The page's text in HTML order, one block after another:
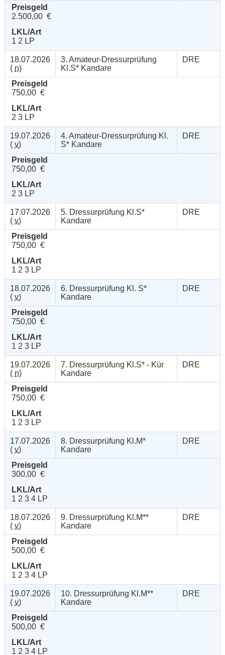
Preisgeld
2.500,00 €
LKL/Art
1 2 LP
18.07.2026
( n)
3. Amateur-Dressurprüfung
Kl.S* Kandare
DRE
Preisgeld
750,00 €
LKL/Art
2 3 LP
19.07.2026
( v)
4. Amateur-Dressurprüfung Kl.
S* Kandare
DRE
Preisgeld
750,00 €
LKL/Art
2 3 LP
17.07.2026
( v)
5. Dressurprüfung Kl.S*
Kandare
DRE
Preisgeld
750,00 €
LKL/Art
1 2 3 LP
18.07.2026
( v)
6. Dressurprüfung Kl. S*
Kandare
DRE
Preisgeld
750,00 €
LKL/Art
1 2 3 LP
19.07.2026
( n)
7. Dressurprüfung Kl.S* - Kür
Kandare
DRE
Preisgeld
750,00 €
LKL/Art
1 2 3 LP
17.07.2026
( v)
8. Dressurprüfung Kl.M*
Kandare
DRE
Preisgeld
300,00 €
LKL/Art
1 2 3 4 LP
18.07.2026
( v)
9. Dressurprüfung Kl.M**
Kandare
DRE
Preisgeld
500,00 €
LKL/Art
1 2 3 4 LP
19.07.2026
( v)
10. Dressurprüfung Kl.M**
Kandare
DRE
Preisgeld
500,00 €
LKL/Art
1 2 3 4 LP